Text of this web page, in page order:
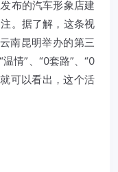
布的汽车形象店建
。据了解，这条视
南昆明举办的第三
情”、“0套路”、“0
可以看出，这个活